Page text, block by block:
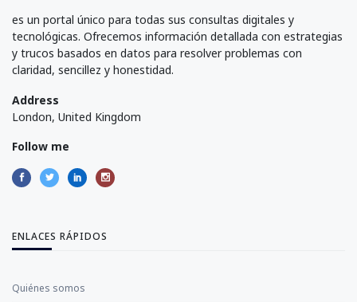
es un portal único para todas sus consultas digitales y
tecnológicas. Ofrecemos información detallada con estrategias
y trucos basados en datos para resolver problemas con
claridad, sencillez y honestidad.
Address
London, United Kingdom
Follow me
ENLACES RÁPIDOS
Quiénes somos